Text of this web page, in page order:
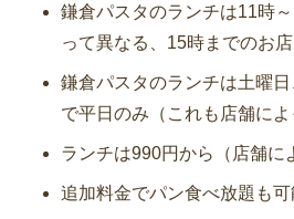
鎌倉パスタのランチは11時
って異なる、15時までのお店
鎌倉パスタのランチは土曜
で平日のみ（これも店舗によ
ランチは990円から（店舗に
追加料金でパン食べ放題も可